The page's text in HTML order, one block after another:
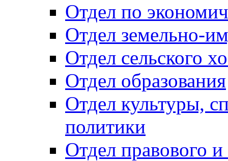
Отдел по
Отдел земельно-
Отдел сельского
Отдел образования
Отдел культуры,
политики
Отдел правового